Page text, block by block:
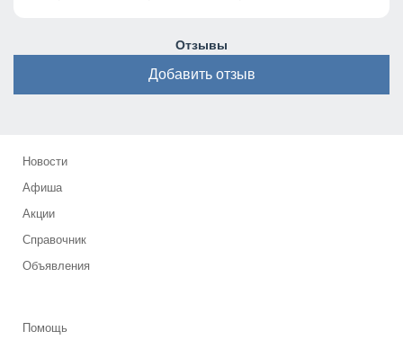
Отзывы
Добавить отзыв
Новости
Афиша
Акции
Справочник
Объявления
Помощь